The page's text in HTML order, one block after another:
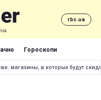
rbc.ua
Гороскопи
магазины, в которых будут